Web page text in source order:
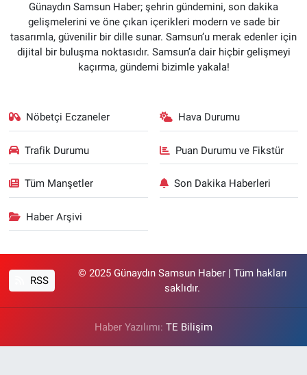
Günaydın Samsun Haber; şehrin gündemini, son dakika
gelişmelerini ve öne çıkan içerikleri modern ve sade bir
tasarımla, güvenilir bir dille sunar. Samsun’u merak edenler için
dijital bir buluşma noktasıdır. Samsun’a dair hiçbir gelişmeyi
kaçırma, gündemi bizimle yakala!
Nöbetçi Eczaneler Hava Durumu
Trafik Durumu Puan Durumu ve Fikstür
Tüm Manşetler Son Dakika Haberleri
Haber Arşivi
RSS
© 2025 Günaydın Samsun Haber | Tüm hakları
saklıdır.
Haber Yazılımı: TE Bilişim